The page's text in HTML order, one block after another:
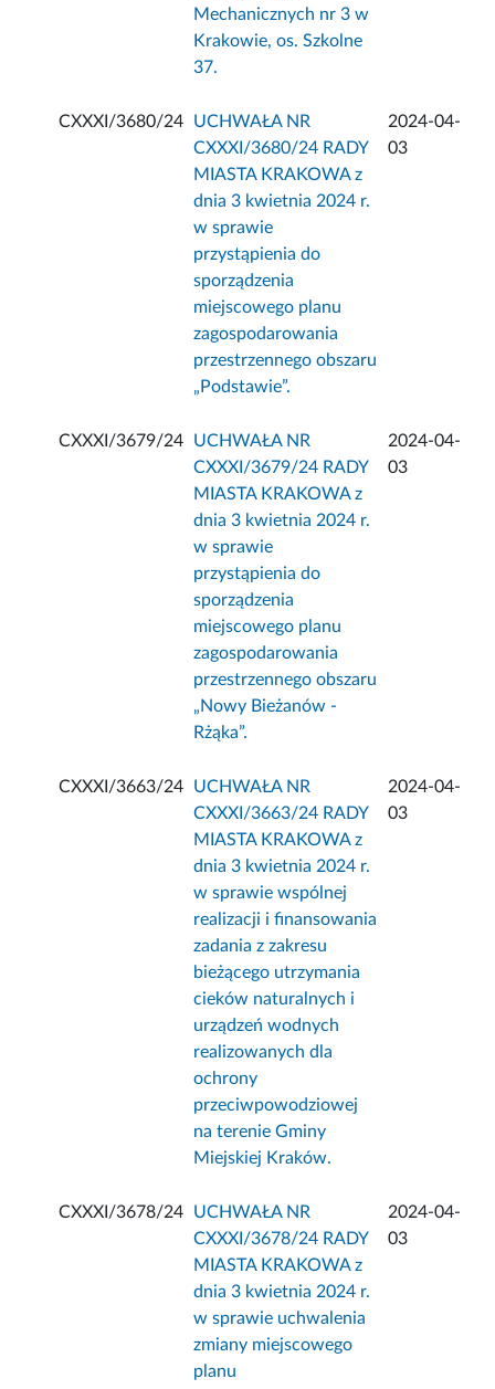
Mechanicznych nr 3 w
Krakowie, os. Szkolne
37.
CXXXI/3680/24
UCHWAŁA NR
CXXXI/3680/24 RADY
MIASTA KRAKOWA z
dnia 3 kwietnia 2024 r.
w sprawie
przystąpienia do
sporządzenia
miejscowego planu
zagospodarowania
przestrzennego obszaru
„Podstawie”.
2024-04-
03
CXXXI/3679/24
UCHWAŁA NR
CXXXI/3679/24 RADY
MIASTA KRAKOWA z
dnia 3 kwietnia 2024 r.
w sprawie
przystąpienia do
sporządzenia
miejscowego planu
zagospodarowania
przestrzennego obszaru
„Nowy Bieżanów -
Rżąka”.
2024-04-
03
CXXXI/3663/24
UCHWAŁA NR
CXXXI/3663/24 RADY
MIASTA KRAKOWA z
dnia 3 kwietnia 2024 r.
w sprawie wspólnej
realizacji i finansowania
zadania z zakresu
bieżącego utrzymania
cieków naturalnych i
urządzeń wodnych
realizowanych dla
ochrony
przeciwpowodziowej
na terenie Gminy
Miejskiej Kraków.
2024-04-
03
CXXXI/3678/24
UCHWAŁA NR
CXXXI/3678/24 RADY
MIASTA KRAKOWA z
dnia 3 kwietnia 2024 r.
w sprawie uchwalenia
zmiany miejscowego
planu
2024-04-
03